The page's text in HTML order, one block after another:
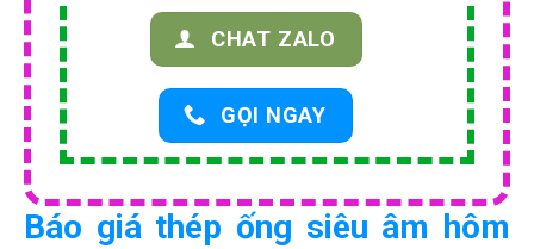
CHAT ZALO
GỌI NGAY
Báo giá thép ống siêu âm hôm